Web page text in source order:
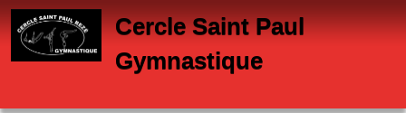
Cercle Saint Paul
Gymnastique
Panneau de gestion des cookies